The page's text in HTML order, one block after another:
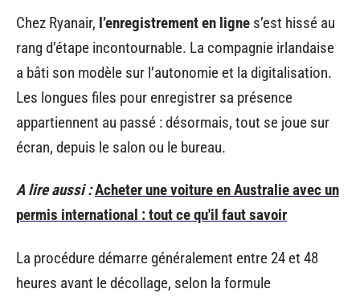
Chez Ryanair, l’enregistrement en ligne s’est hissé au
rang d’étape incontournable. La compagnie irlandaise
a bâti son modèle sur l’autonomie et la digitalisation.
Les longues files pour enregistrer sa présence
appartiennent au passé : désormais, tout se joue sur
écran, depuis le salon ou le bureau.
A lire aussi :Acheter une voiture en Australie avec un
permis international : tout ce qu'il faut savoir
La procédure démarre généralement entre 24 et 48
heures avant le décollage, selon la formule